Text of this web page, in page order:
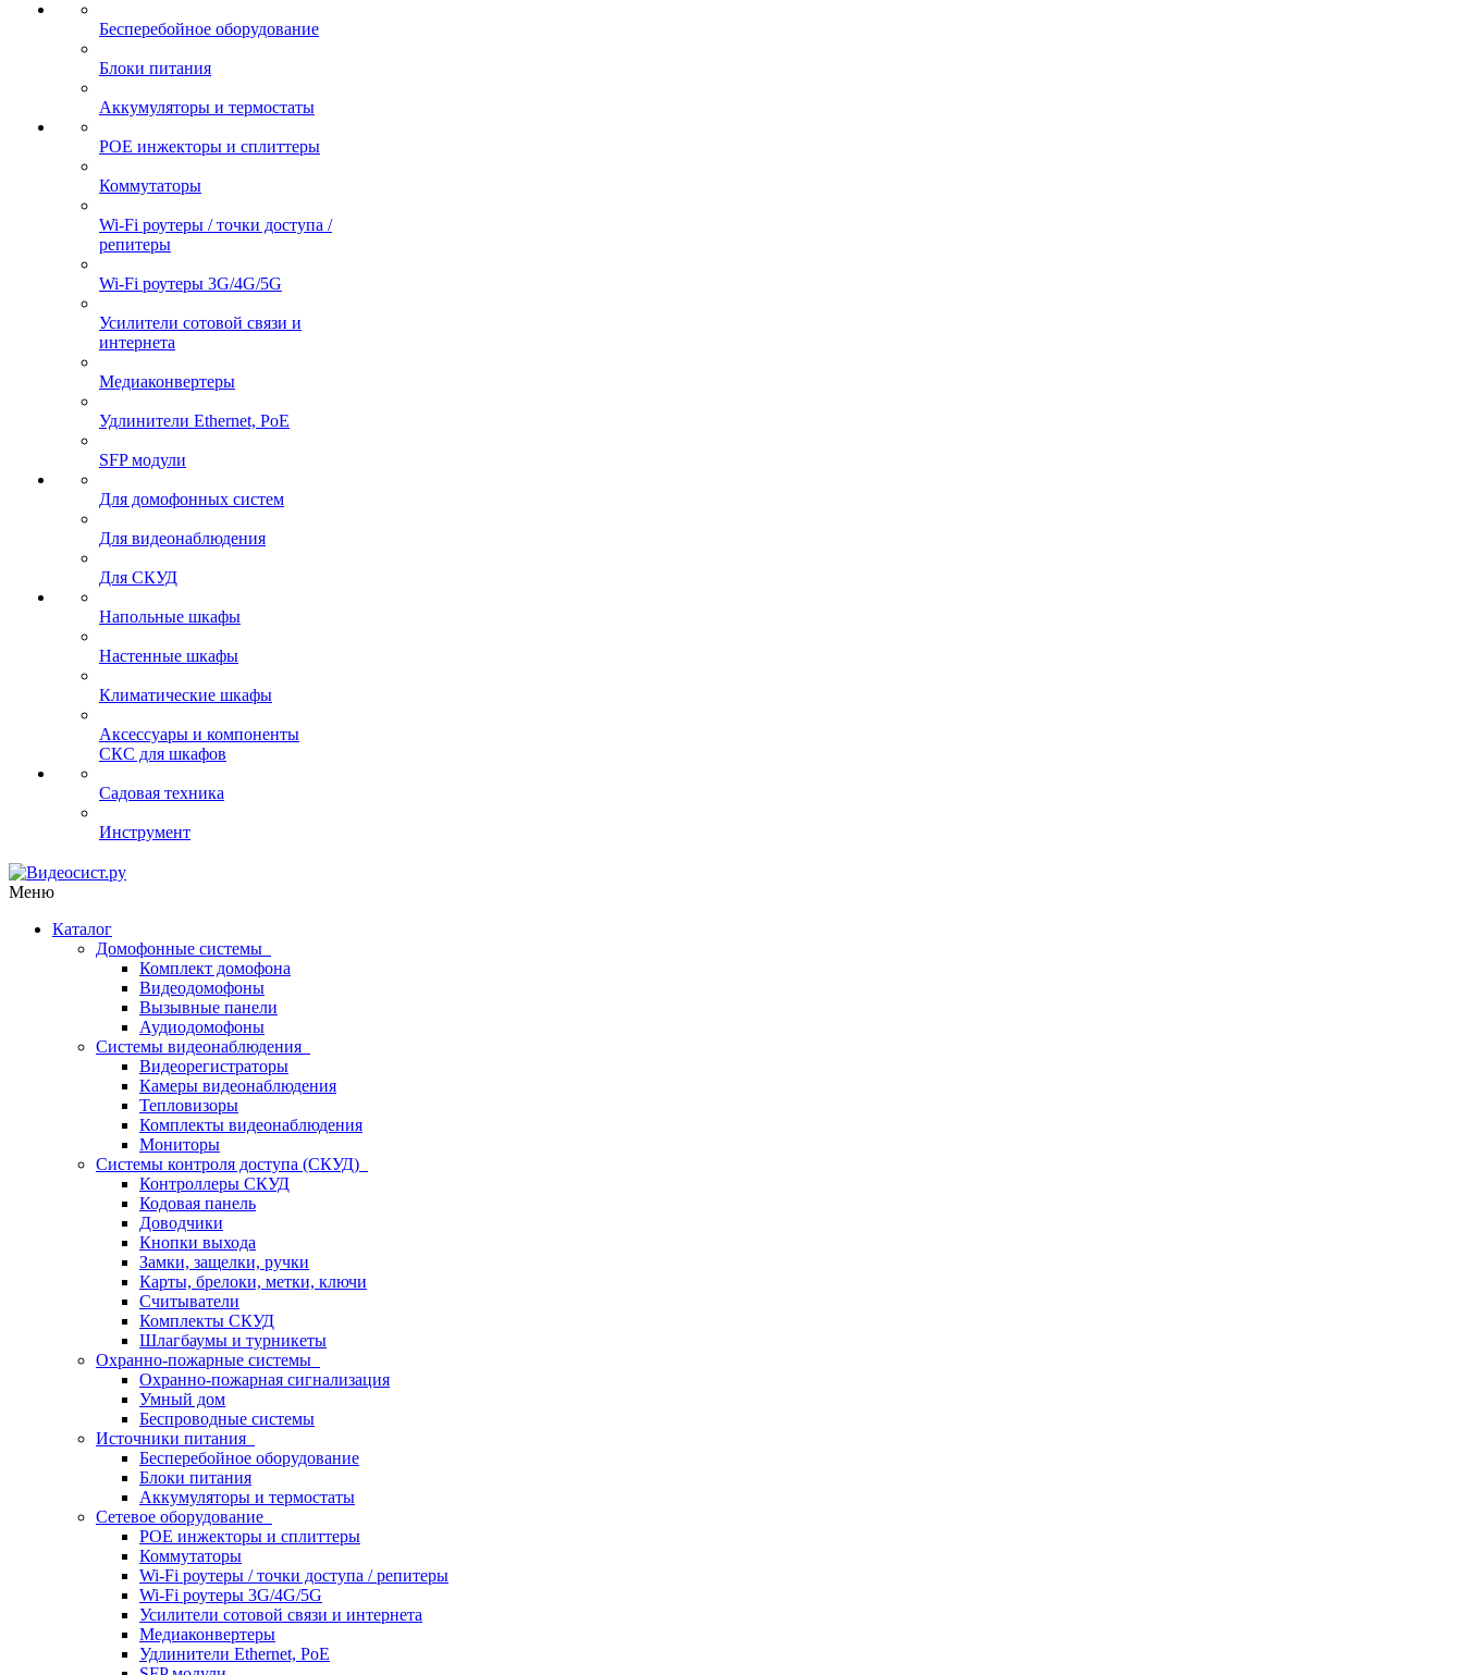
Бесперебойное оборудование
Блоки питания
Аккумуляторы и термостаты
POE инжекторы и сплиттеры
Коммутаторы
Wi-Fi роутеры / точки доступа /
репитеры
Wi-Fi роутеры 3G/4G/5G
Усилители сотовой связи и
интернета
Медиаконвертеры
Удлинители Ethernet, PoE
SFP модули
Для домофонных систем
Для видеонаблюдения
Для СКУД
Напольные шкафы
Настенные шкафы
Климатические шкафы
Аксессуары и компоненты
СКС для шкафов
Садовая техника
Инструмент
Меню
Каталог
Домофонные системы
Комплект домофона
Видеодомофоны
Вызывные панели
Аудиодомофоны
Системы видеонаблюдения
Видеорегистраторы
Камеры видеонаблюдения
Тепловизоры
Комплекты видеонаблюдения
Мониторы
Системы контроля доступа (СКУД)
Контроллеры СКУД
Кодовая панель
Доводчики
Кнопки выхода
Замки, защелки, ручки
Карты, брелоки, метки, ключи
Считыватели
Комплекты СКУД
Шлагбаумы и турникеты
Охранно-пожарные системы
Охранно-пожарная сигнализация
Умный дом
Беспроводные системы
Источники питания
Бесперебойное оборудование
Блоки питания
Аккумуляторы и термостаты
Сетевое оборудование
POE инжекторы и сплиттеры
Коммутаторы
Wi-Fi роутеры / точки доступа / репитеры
Wi-Fi роутеры 3G/4G/5G
Усилители сотовой связи и интернета
Медиаконвертеры
Удлинители Ethernet, PoE